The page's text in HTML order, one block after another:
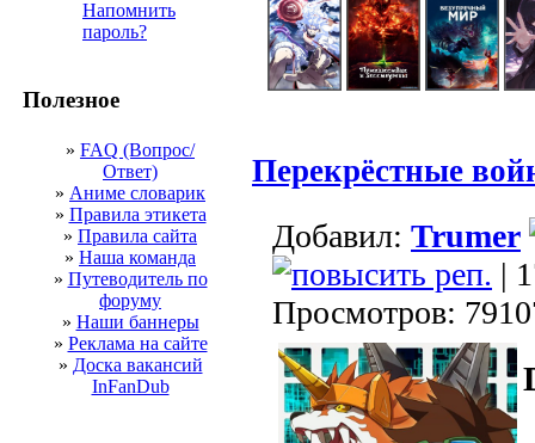
Напомнить
пароль?
Полезное
» FAQ (Вопрос/
Ответ)
» Аниме словарик
» Правила этикета
» Правила сайта
» Наша команда
» Путеводитель по
форуму
» Наши баннеры
» Реклама на сайте
» Доска вакансий
InFanDub
Перекрёстные
Добавил: Trumer
|
Просмотров: